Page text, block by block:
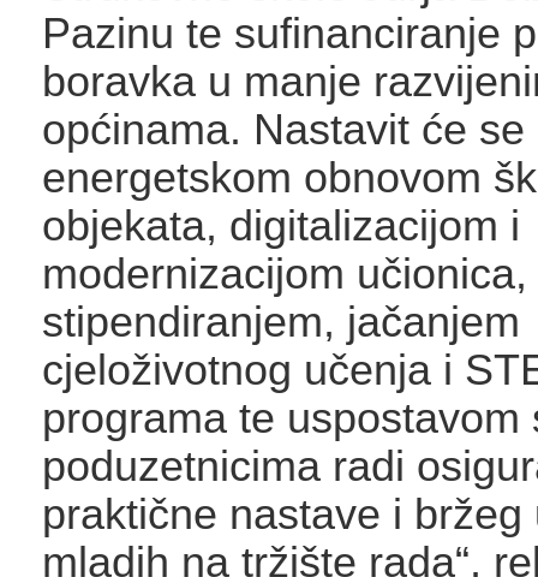
Pazinu te sufinanciranje
boravka u manje
općinama. Nastavit će se
energetskom obnovom
objekata, digitalizacijom i
modernizacijom učionica,
stipendiranjem, jačanjem
cjeloživotnog učenja i
programa te uspostavom
poduzetnicima radi
praktične nastave i bržeg
mladih na tržište rada“,